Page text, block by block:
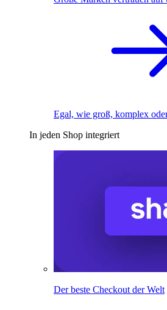
Egal, wie groß, komplex
In jeden Shop integriert
Der beste Checkout der Welt